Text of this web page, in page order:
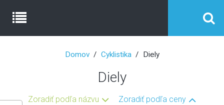
Domov Cyklistika Diely
Diely
Zoradiť podľa názvu
Zoradiť podľa ceny